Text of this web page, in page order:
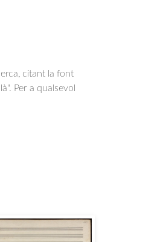
citant la font
Per a qualsevol